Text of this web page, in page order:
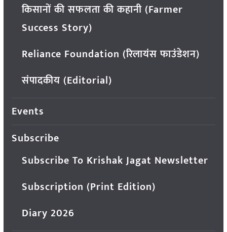
किसानों की सफलता की कहानी (Farmer
Success Story)
Reliance Foundation (रिलायंस फाउंडेशन)
संपादकीय (Editorial)
Events
Subscribe
Subscribe To Krishak Jagat Newsletter
Subscription (Print Edition)
Diary 2026